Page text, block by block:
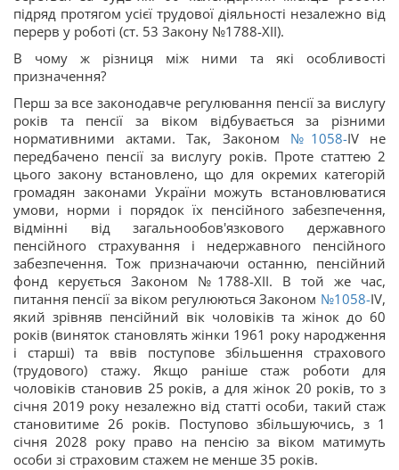
підряд протягом усієї трудової діяльності незалежно від
перерв у роботі (ст. 53 Закону №1788-XII).
В чому ж різниця між ними та які особливості
призначення?
Перш за все законодавче регулювання пенсії за вислугу
років та пенсії за віком відбувається за різними
нормативними актами. Так, Законом №1058-IV не
передбачено пенсії за вислугу років. Проте статтею 2
цього закону встановлено, що для окремих категорій
громадян законами України можуть встановлюватися
умови, норми і порядок їх пенсійного забезпечення,
відмінні від загальнообов'язкового державного
пенсійного страхування і недержавного пенсійного
забезпечення. Тож призначаючи останню, пенсійний
фонд керується Законом №1788-XII. В той же час,
питання пенсії за віком регулюються Законом №1058-IV,
який зрівняв пенсійний вік чоловіків та жінок до 60
років (виняток становлять жінки 1961 року народження
і старші) та ввів поступове збільшення страхового
(трудового) стажу. Якщо раніше стаж роботи для
чоловіків становив 25 років, а для жінок 20 років, то з
січня 2019 року незалежно від статті особи, такий стаж
становитиме 26 років. Поступово збільшуючись, з 1
січня 2028 року право на пенсію за віком матимуть
особи зі страховим стажем не менше 35 років.